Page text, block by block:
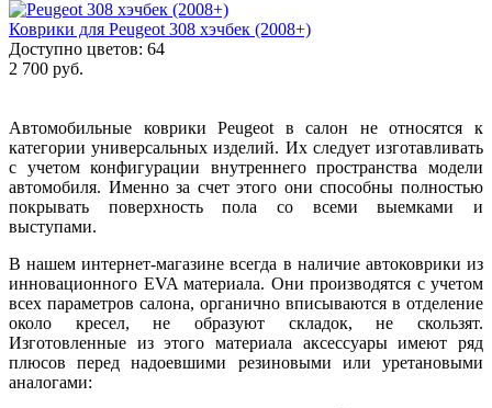
Коврики для Peugeot 308 хэчбек (2008+)
Доступно цветов: 64
2 700 руб.
Автомобильные коврики Peugeot в салон не относятся к
категории универсальных изделий. Их следует изготавливать
с учетом конфигурации внутреннего пространства модели
автомобиля. Именно за счет этого они способны полностью
покрывать поверхность пола со всеми выемками и
выступами.
В нашем интернет-магазине всегда в наличие автоковрики из
инновационного EVA материала. Они производятся с учетом
всех параметров салона, органично вписываются в отделение
около кресел, не образуют складок, не скользят.
Изготовленные из этого материала аксессуары имеют ряд
плюсов перед надоевшими резиновыми или уретановыми
аналогами: